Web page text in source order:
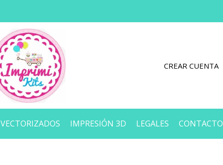
CREAR CUENTA
VECTORIZADOS IMPRESIÓN 3D LEGALES CONTACTO